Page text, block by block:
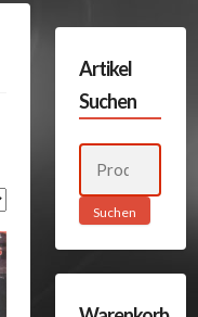
Artikel
Suchen
Suchen